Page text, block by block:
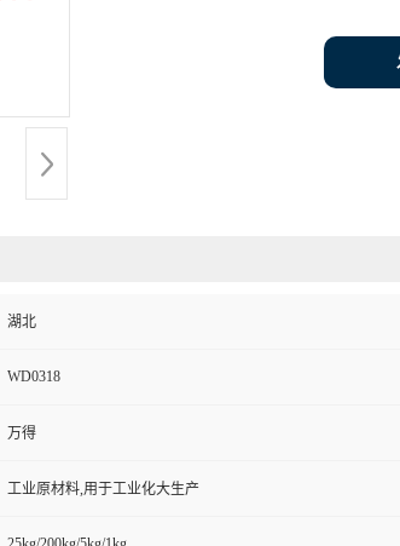
湖北
WD0318
万得
工业原材料,用于工业化大生产